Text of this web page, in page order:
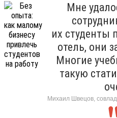
Мне
их студенты
отель, они
Многие
такую
Михаил Швецов,